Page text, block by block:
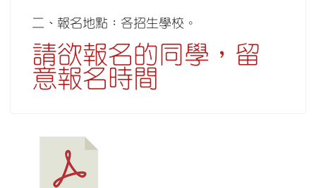
二、報名地點：各招生學校。
請欲報名的同學，留
意報名時間